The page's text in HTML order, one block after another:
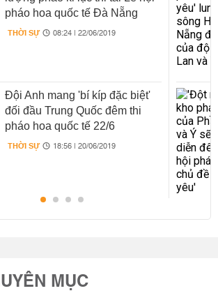
pháo hoa quốc tế Đà Nẵng
2019
THỜI SỰ 08:24 | 22/06/2019
Đội Anh mang 'bí kíp đặc biệt'
đối đầu Trung Quốc đêm thi
pháo hoa quốc tế 22/6
THỜI SỰ 18:56 | 20/06/2019
MỤC